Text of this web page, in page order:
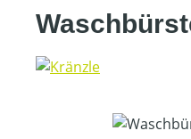
Bildergalerie überspringen